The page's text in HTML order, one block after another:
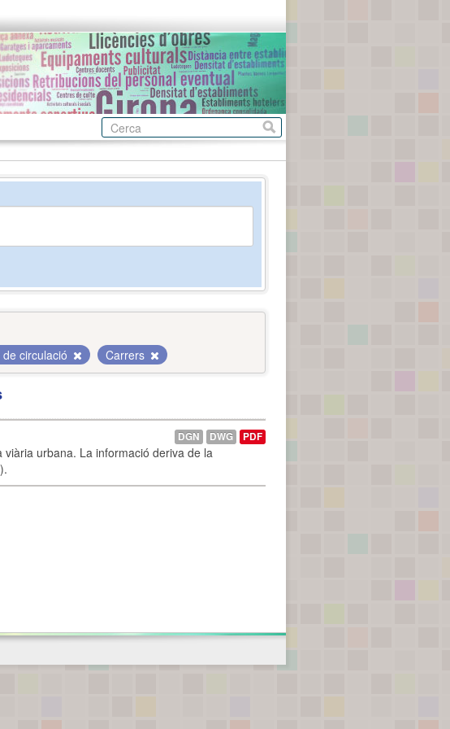
de circulació Carrers
urbana. La informació deriva de la
DGN DWG PDF